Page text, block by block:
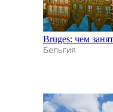
Bruges: чем
Бельгия